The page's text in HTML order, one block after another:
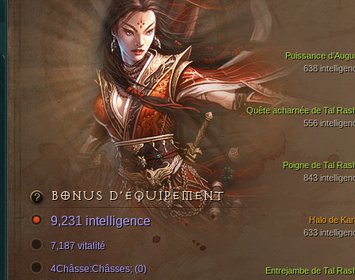
Quête acharnée de Tal
556
Poigne de Tal
843
Puissance
638
Entrejambe de Tal
Halo de
633
BONUS D’ÉQUIPEMENT
9,231 intelligence
7,187 vitalité
4Châsse:Châsses; (0)